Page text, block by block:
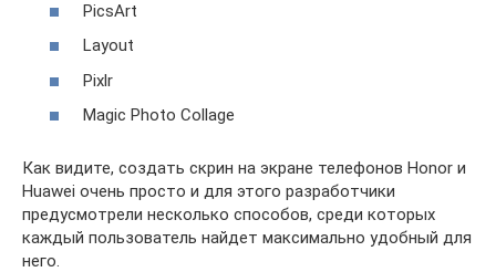
PicsArt
Layout
Pixlr
Magic Photo Collage
Как видите, создать скрин на экране телефонов Honor и
Huawei очень просто и для этого разработчики
предусмотрели несколько способов, среди которых
каждый пользователь найдет максимально удобный для
него.